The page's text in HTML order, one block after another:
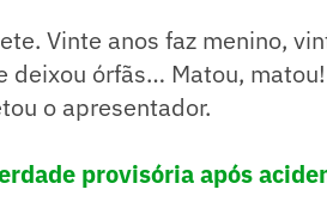
Vinte anos faz menino,
deixou órfãs… Matou,
o apresentador.
provisória após